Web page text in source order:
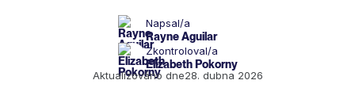
Napsal/a
Rayne Aguilar
Zkontroloval/a
Elizabeth Pokorny
Aktualizováno dne28. dubna 2026